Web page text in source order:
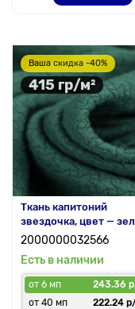
Ваша скидка -40%
415 гр/м²
Ткань капитоний
звездочка, цвет —
2000000032566
Есть в наличии
от 6 мп
243.36
от 40 мп
222.24